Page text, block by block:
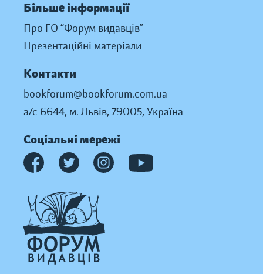
Більше інформації
Про ГО “Форум видавців”
Презентаційні матеріали
Контакти
bookforum@bookforum.com.ua
а/с 6644, м. Львів, 79005, Україна
Соціальні мережі